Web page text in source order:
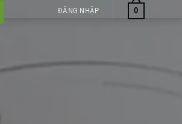
ĐĂNG NHẬP 0